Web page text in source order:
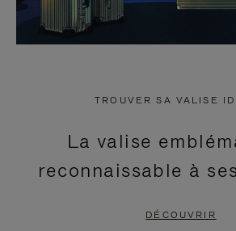
TROUVER SA VALISE
La valise
reconnaissable à
DÉCOUVRIR